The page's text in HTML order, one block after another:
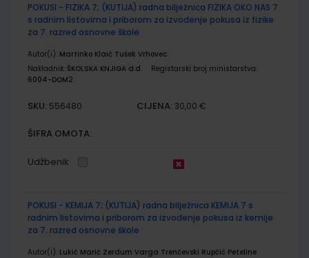
POKUSI - FIZIKA 7; (KUTIJA) radna bilježnica FIZIKA OKO NAS 7
s radnim listovima i priborom za izvođenje pokusa iz fizike
za 7. razred osnovne škole
Autor(i): Martinko Klaić Tušek Vrhovec
Nakladnik: ŠKOLSKA KNJIGA d.d.
Registarski broj ministarstva:
6004-DOM2
SKU: 556480 CIJENA: 30,00 €
ŠIFRA OMOTA:
Udžbenik
POKUSI - KEMIJA 7; (KUTIJA) radna bilježnica KEMIJA 7 s
radnim listovima i priborom za izvođenje pokusa iz kemije
za 7. razred osnovne škole
Autor(i): Lukić Marić Zerdum Varga Trenčevski Rupčić Peteline